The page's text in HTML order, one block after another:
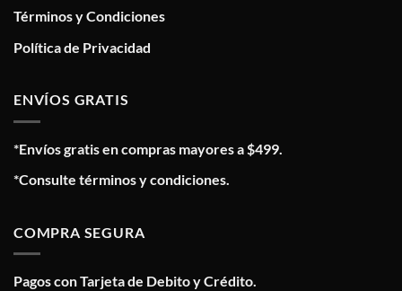
Términos y Condiciones
Política de Privacidad
ENVÍOS GRATIS
*Envíos gratis en compras mayores a $499.
*Consulte términos y condiciones.
COMPRA SEGURA
Pagos con Tarjeta de Debito y Crédito.